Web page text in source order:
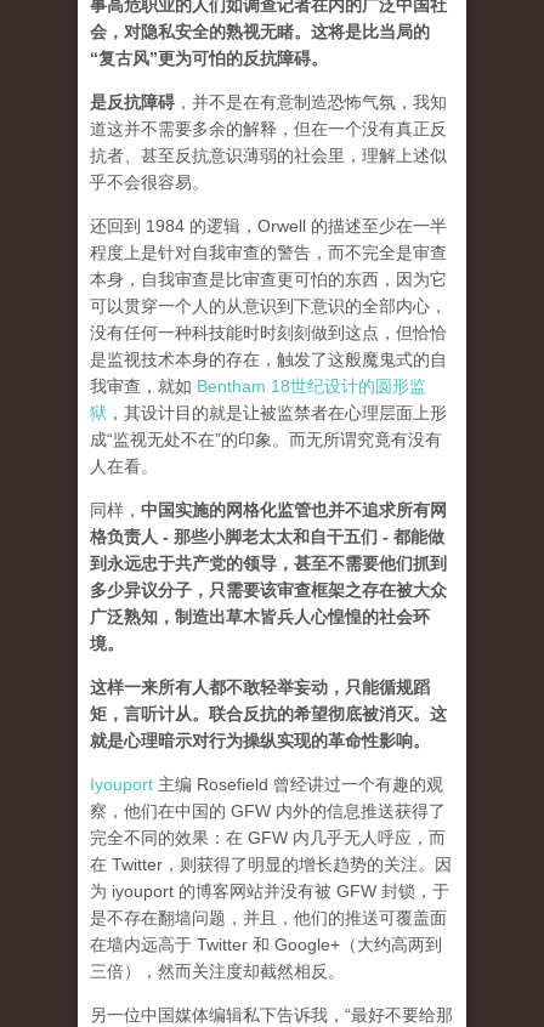
事高危职业的人们如调查记者在内的广泛中国社
会，对隐私安全的熟视无睹。这将是比当局的
“复古风”更为可怕的反抗障碍。
是反抗障碍 ，并不是在有意制造恐怖气氛，我知
道这并不需要多余的解释，但在一个没有真正反
抗者、甚至反抗意识薄弱的社会里，理解上述似
乎不会很容易。
还回到 1984 的逻辑，Orwell 的描述至少在一半
程度上是针对自我审查的警告，而不完全是审查
本身，自我审查是比审查更可怕的东西，因为它
可以贯穿一个人的从意识到下意识的全部内心，
没有任何一种科技能时时刻刻做到这点，但恰恰
是监视技术本身的存在，触发了这般魔鬼式的自
我审查，就如 Bentham 18世纪设计的圆形监
狱 ，其设计目的就是让被监禁者在心理层面上形
成“监视无处不在”的印象。而无所谓究竟有没有
人在看。
同样， 中国实施的网格化监管也并不追求所有网
格负责人 - 那些小脚老太太和自干五们 - 都能做
到永远忠于共产党的领导，甚至不需要他们抓到
多少异议分子，只需要该审查框架之存在被大众
广泛熟知，制造出草木皆兵人心惶惶的社会环
境。
这样一来所有人都不敢轻举妄动，只能循规蹈
矩，言听计从。联合反抗的希望彻底被消灭。这
就是心理暗示对行为操纵实现的革命性影响。
Iyouport 主编 Rosefield 曾经讲过一个有趣的观
察，他们在中国的 GFW 内外的信息推送获得了
完全不同的效果：在 GFW 内几乎无人呼应，而
在 Twitter，则获得了明显的增长趋势的关注。因
为 iyouport 的博客网站并没有被 GFW 封锁，于
是不存在翻墙问题，并且，他们的推送可覆盖面
在墙内远高于 Twitter 和 Google+（大约高两到
三倍），然而关注度却截然相反。
另一位中国媒体编辑私下告诉我，“最好不要给那